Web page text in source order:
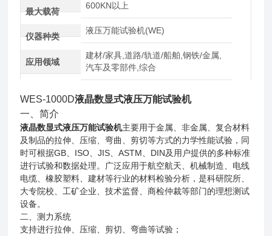
最大载荷
600KN以上
仪器种类
液压万能试验机(WE)
应用领域
建材/家具,道路/轨道/船舶,钢铁/金属,
汽车及零部件,综合
WES-1000D液晶数显式液压万能试验机
一、简介
液晶数显式液压万能试验机主要用于金属、非金属、复合材料
及制品的拉伸、压缩、弯曲、剪切等方式的力学性能试验，同
时可根据GB、ISO、JIS、ASTM、DIN及用户提供的多种标准
进行试验和数据处理。广泛应用于航空航天、机械制造、电线
电缆、橡胶塑料、建材等行业的材料检验分析，是科研院所、
大专院校、工矿企业、技术监督、商检仲裁等部门的理想测试
设备。
二、测力 系统
支持进行拉伸、压缩、剪切、弯曲等试验；